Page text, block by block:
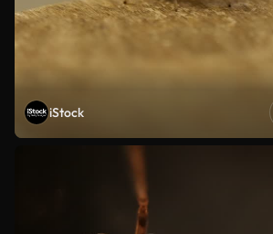
iStock